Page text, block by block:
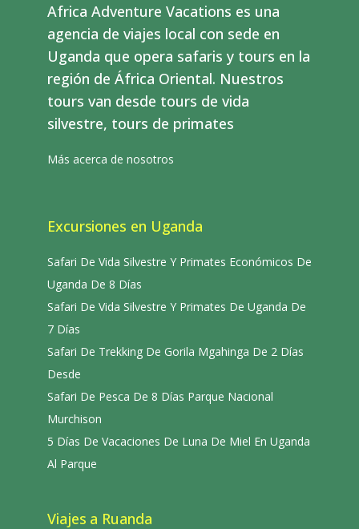
Africa Adventure Vacations es una
agencia de viajes local con sede en
Uganda que opera safaris y tours en la
región de África Oriental. Nuestros
tours van desde tours de vida
silvestre, tours de primates
Más acerca de nosotros
Excursiones en Uganda
Safari De Vida Silvestre Y Primates Económicos De
Uganda De 8 Días
Safari De Vida Silvestre Y Primates De Uganda De
7 Días
Safari De Trekking De Gorila Mgahinga De 2 Días
Desde
Safari De Pesca De 8 Días Parque Nacional
Murchison
5 Días De Vacaciones De Luna De Miel En Uganda
Al Parque
Viajes a Ruanda